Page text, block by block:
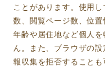
ことがあります。使用
数、閲覧ページ数、位置
年齢や居住地など個人
ん。また、ブラウザの
報収集を拒否することも